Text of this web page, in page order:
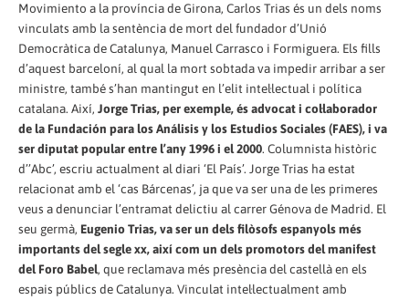
Movimiento a la província de Girona, Carlos Trias és un dels noms
vinculats amb la sentència de mort del fundador d’Unió
Democràtica de Catalunya, Manuel Carrasco i Formiguera. Els fills
d’aquest barceloní, al qual la mort sobtada va impedir arribar a ser
ministre, també s’han mantingut en l’elit intel·lectual i política
catalana. Així, Jorge Trias, per exemple, és advocat i col·laborador
de la Fundación para los Análisis y los Estudios Sociales (FAES), i va
ser diputat popular entre l’any 1996 i el 2000. Columnista històric
d’’Abc’, escriu actualment al diari ‘El País’. Jorge Trias ha estat
relacionat amb el ‘cas Bárcenas’, ja que va ser una de les primeres
veus a denunciar l’entramat delictiu al carrer Génova de Madrid. El
seu germà, Eugenio Trias, va ser un dels filòsofs espanyols més
importants del segle xx, així com un dels promotors del manifest
del Foro Babel, que reclamava més presència del castellà en els
espais públics de Catalunya. Vinculat intel·lectualment amb